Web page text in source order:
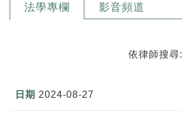
法學專欄 影音頻道
依律師搜尋:
2024-08-27